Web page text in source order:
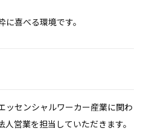
喜べる環境です。
ッセンシャルワーカー産業に関わ
営業を担当していただきます。